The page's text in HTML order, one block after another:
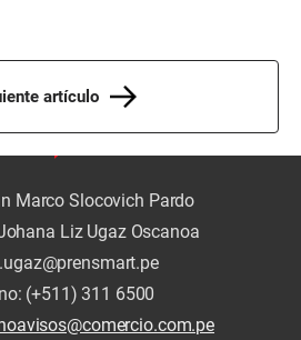
artículo
Marco Slocovich Pardo
Liz Ugaz Oscanoa
(+511) 311 6500